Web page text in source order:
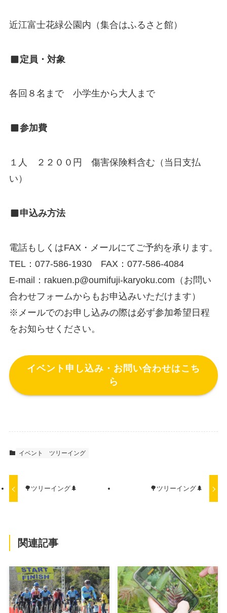
近江富士花緑公園内（集合はふるさと館）
定員・対象
各回８名まで 小学生から大人まで
参加費
１人 ２２００円 傷害保険料含む（当日支払
い）
申込み方法
電話もしくはFAX・メールにてご予約を承ります。
TEL：077-586-1930 FAX：077-586-4084
E-mail：rakuen.p@oumifuji-karyoku.com（お問い
合わせフォームからもお申込みいただけます）
※メールでのお申し込みの際は必ず参加希望日程
をお知らせください。
イベント申し込み・お問い合わせはこち
ら
イベント ツリーイング
🌳ツリーイング🌲 🌳ツリーイング🌲
関連記事